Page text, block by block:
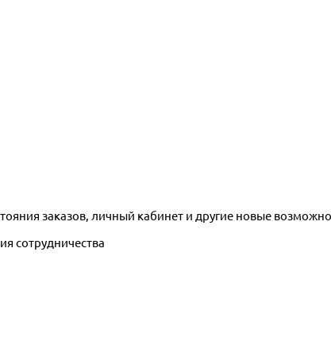
заказов, личный кабинет и другие новые
сотрудничества